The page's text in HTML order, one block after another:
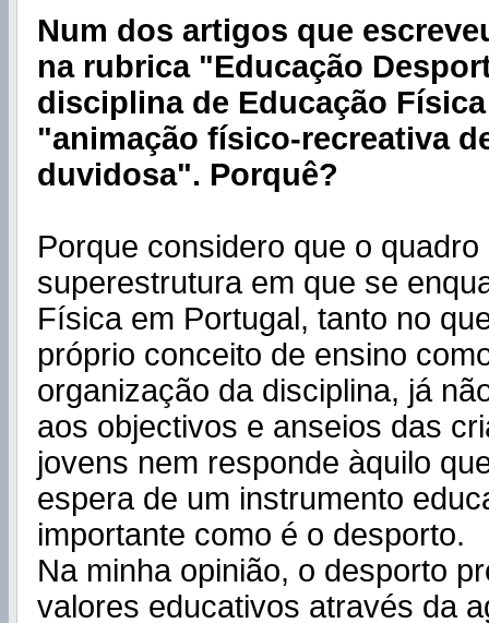
Num dos artigos que
na rubrica "Educação
disciplina de Educação
"animação físico-recreativa
duvidosa". Porquê?
Porque considero que o quadro
superestrutura em que se
Física em Portugal, tanto no
próprio conceito de ensino
organização da disciplina, já
aos objectivos e anseios das
jovens nem responde àquilo
espera de um instrumento
importante como é o desporto.
Na minha opinião, o desporto
valores educativos através da